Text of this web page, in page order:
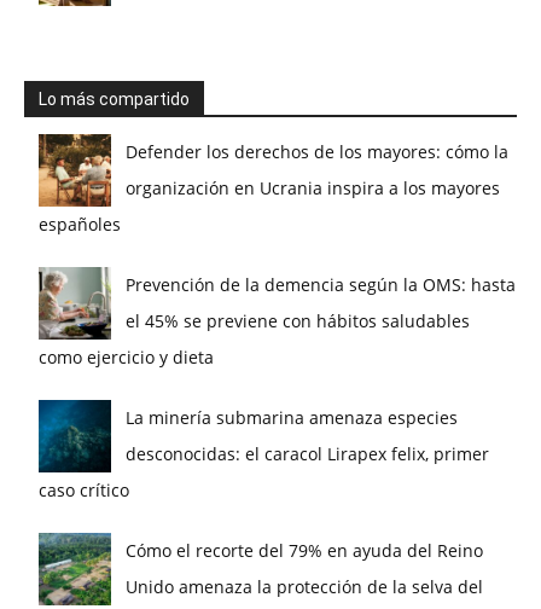
Lo más compartido
Defender los derechos de los mayores: cómo la
organización en Ucrania inspira a los mayores
españoles
Prevención de la demencia según la OMS: hasta
el 45% se previene con hábitos saludables
como ejercicio y dieta
La minería submarina amenaza especies
desconocidas: el caracol Lirapex felix, primer
caso crítico
Cómo el recorte del 79% en ayuda del Reino
Unido amenaza la protección de la selva del